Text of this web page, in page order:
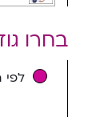
בחרו
לפי